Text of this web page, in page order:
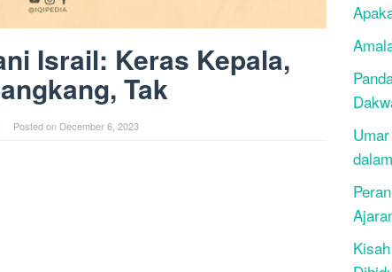
Israil: Keras Kepala,
Tak
Posted on December 6, 2023